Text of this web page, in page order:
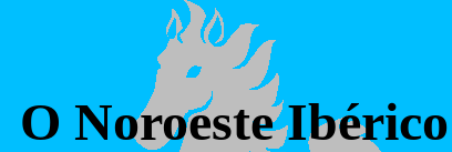
O Noroeste Ibérico